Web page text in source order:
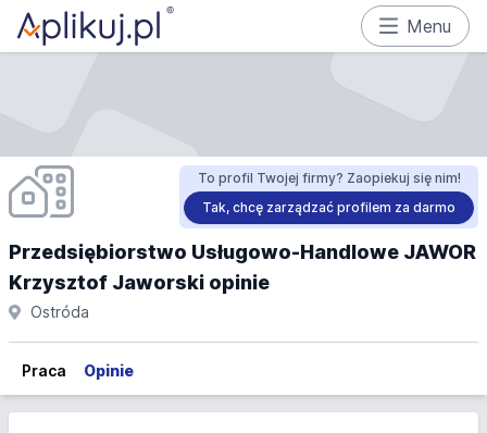
Menu
To profil Twojej firmy? Zaopiekuj się nim!
Tak, chcę zarządzać profilem za darmo
Przedsiębiorstwo Usługowo-Handlowe JAWOR
Krzysztof Jaworski opinie
Ostróda
Praca Opinie